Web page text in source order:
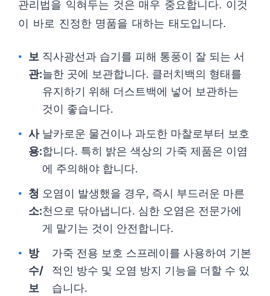
관리법을 익혀두는 것은 매우 중요합니다. 이것
이 바로 진정한 명품을 대하는 태도입니다.
보
관:
직사광선과 습기를 피해 통풍이 잘 되는 서
늘한 곳에 보관합니다. 클러치백의 형태를
유지하기 위해 더스트백에 넣어 보관하는
것이 좋습니다.
사
용:
날카로운 물건이나 과도한 마찰로부터 보호
합니다. 특히 밝은 색상의 가죽 제품은 이염
에 주의해야 합니다.
청
소:
오염이 발생했을 경우, 즉시 부드러운 마른
천으로 닦아냅니다. 심한 오염은 전문가에
게 맡기는 것이 안전합니다.
방
수/
보
가죽 전용 보호 스프레이를 사용하여 기본
적인 방수 및 오염 방지 기능을 더할 수 있
습니다.